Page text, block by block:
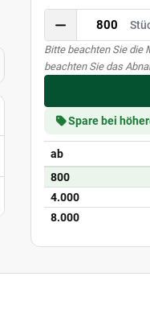
xBitte beachten Sie die
beachten Sie das
Spare bei
ab
800
4.000
8.000